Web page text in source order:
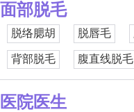
面部脱毛
脱络腮胡 脱唇毛
背部脱毛 腹直线脱毛
医院医生